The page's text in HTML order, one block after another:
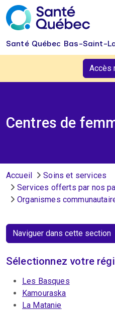
Aller au contenu principal
Santé Québec Bas-Saint-
Accès
Centres de
Fil d'Ariane
Accueil
Soins et services
Services offerts par nos
Organismes
Naviguer dans cette section
Sélectionnez votre
Les Basques
Kamouraska
La Matanie